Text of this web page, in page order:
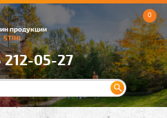
продукции
STIHL
212-05-27
0